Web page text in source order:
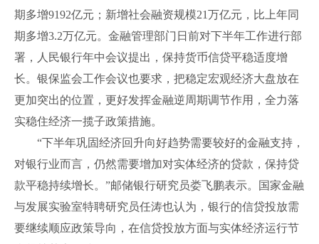
期多增9192亿元；新增社会融资规模21万亿元，比上年同
期多增3.2万亿元。金融管理部门日前对下半年工作进行部
署，人民银行年中会议提出，保持货币信贷平稳适度增
长。银保监会工作会议也要求，把稳定宏观经济大盘放在
更加突出的位置，更好发挥金融逆周期调节作用，全力落
实稳住经济一揽子政策措施。
“下半年巩固经济回升向好趋势需要较好的金融支持，
对银行业而言，仍然需要增加对实体经济的贷款，保持贷
款平稳持续增长。”邮储银行研究员娄飞鹏表示。国家金融
与发展实验室特聘研究员任涛也认为，银行的信贷投放需
要继续顺应政策导向，在信贷投放方面与实体经济运行节